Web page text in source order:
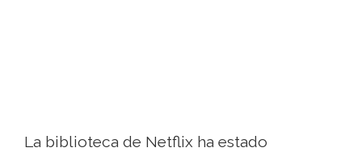
La biblioteca de Netflix ha estado